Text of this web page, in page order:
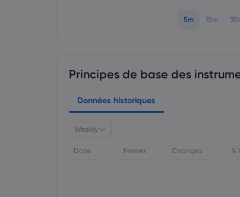
5m 15m
Principes de base des
Données historiques
Weekly
Date Fermer Changes %